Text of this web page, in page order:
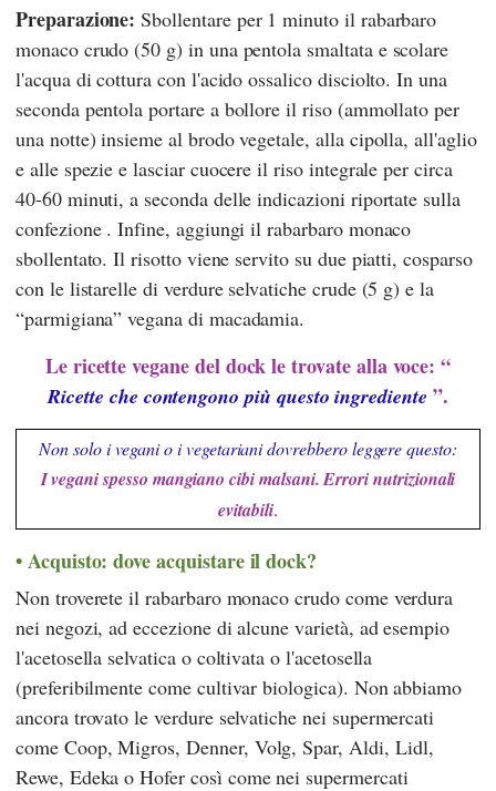
Preparazione: Sbollentare per 1 minuto il rabarbaro
monaco crudo (50 g) in una pentola smaltata e scolare
l'acqua di cottura con l'acido ossalico disciolto. In una
seconda pentola portare a bollore il riso (ammollato per
una notte) insieme al brodo vegetale, alla cipolla, all'aglio
e alle spezie e lasciar cuocere il riso integrale per circa
40-60 minuti, a seconda delle indicazioni riportate sulla
confezione . Infine, aggiungi il rabarbaro monaco
sbollentato. Il risotto viene servito su due piatti, cosparso
con le listarelle di verdure selvatiche crude (5 g) e la
“parmigiana” vegana di macadamia.
Le ricette vegane del dock le trovate alla voce: “
Ricette che contengono più questo ingrediente ”.
Non solo i vegani o i vegetariani dovrebbero leggere questo:
I vegani spesso mangiano cibi malsani. Errori nutrizionali
evitabili.
Acquisto: dove acquistare il dock?
Non troverete il rabarbaro monaco crudo come verdura
nei negozi, ad eccezione di alcune varietà, ad esempio
l'acetosella selvatica o coltivata o l'acetosella
(preferibilmente come cultivar biologica). Non abbiamo
ancora trovato le verdure selvatiche nei supermercati
come Coop,Migros,Denner, Volg,Spar, Aldi, Lidl,
Rewe, Edeka oHofer così come nei supermercati